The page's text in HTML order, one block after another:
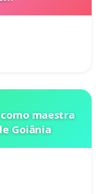
maestra
Goiânia